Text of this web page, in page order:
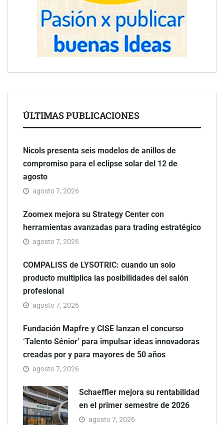
ÚLTIMAS PUBLICACIONES
Nicols presenta seis modelos de anillos de
compromiso para el eclipse solar del 12 de
agosto
agosto 7, 2026
Zoomex mejora su Strategy Center con
herramientas avanzadas para trading estratégico
agosto 7, 2026
COMPALISS de LYSOTRIC: cuando un solo
producto multiplica las posibilidades del salón
profesional
agosto 7, 2026
Fundación Mapfre y CISE lanzan el concurso
‘Talento Sénior’ para impulsar ideas innovadoras
creadas por y para mayores de 50 años
agosto 7, 2026
Schaeffler mejora su rentabilidad
en el primer semestre de 2026
agosto 7, 2026